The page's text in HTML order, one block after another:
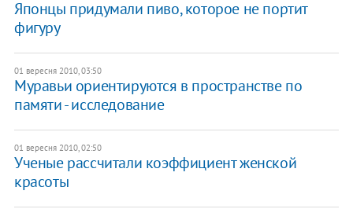
Японцы придумали пиво, которое не портит
фигуру
01 вересня 2010, 03:50
Муравьи ориентируются в пространстве по
памяти - исследование
01 вересня 2010, 02:50
Ученые рассчитали коэффициент женской
красоты